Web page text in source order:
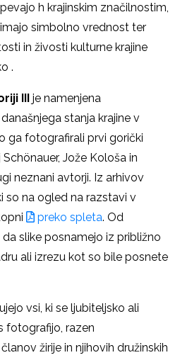
h krajinskim značilnostim,
simbolno vrednost ter
in živosti kulturne krajine
.
III je namenjena
stanja krajine v
ga fotografirali prvi gorički
Jože Kološa in
neznani avtorji. Iz arhivov
so na ogled na razstavi v
preko spleta. Od
slike posnamejo iz približno
ali izrezu kot so bile posnete
vsi, ki se ljubiteljsko ali
fotografijo, razen
žirije in njihovih družinskih